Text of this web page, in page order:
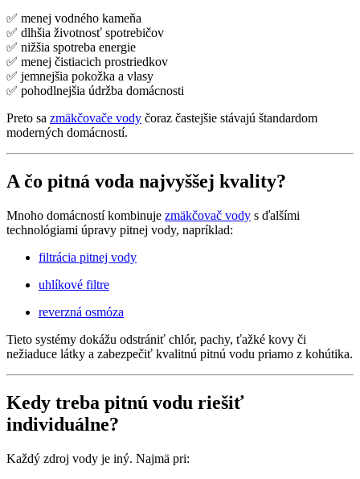
✅ menej vodného kameňa
✅ dlhšia životnosť spotrebičov
✅ nižšia spotreba energie
✅ menej čistiacich prostriedkov
✅ jemnejšia pokožka a vlasy
✅ pohodlnejšia údržba domácnosti
Preto sa zmäkčovače vody čoraz častejšie stávajú štandardom
moderných domácností.
A čo pitná voda najvyššej kvality?
Mnoho domácností kombinuje zmäkčovač vody s ďalšími
technológiami úpravy pitnej vody, napríklad:
filtrácia pitnej vody
uhlíkové filtre
reverzná osmóza
Tieto systémy dokážu odstrániť chlór, pachy, ťažké kovy či
nežiaduce látky a zabezpečiť kvalitnú pitnú vodu priamo z kohútika.
Kedy treba pitnú vodu riešiť
individuálne?
Každý zdroj vody je iný. Najmä pri: